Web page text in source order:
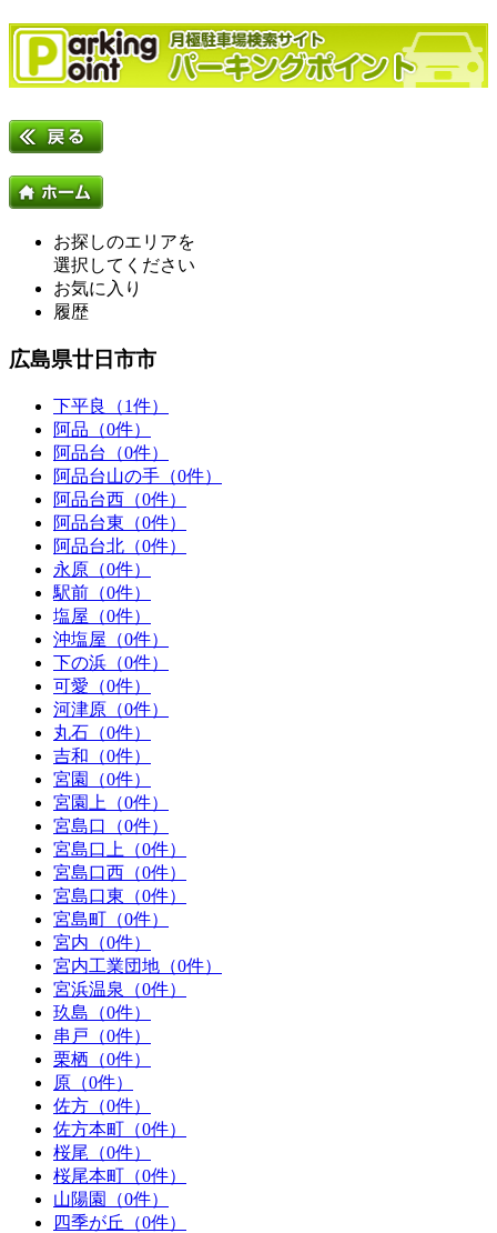
お探しのエリアを
選択してください
お気に入り
履歴
広島県廿日市市
下平良（1件）
阿品（0件）
阿品台（0件）
阿品台山の手（0件）
阿品台西（0件）
阿品台東（0件）
阿品台北（0件）
永原（0件）
駅前（0件）
塩屋（0件）
沖塩屋（0件）
下の浜（0件）
可愛（0件）
河津原（0件）
丸石（0件）
吉和（0件）
宮園（0件）
宮園上（0件）
宮島口（0件）
宮島口上（0件）
宮島口西（0件）
宮島口東（0件）
宮島町（0件）
宮内（0件）
宮内工業団地（0件）
宮浜温泉（0件）
玖島（0件）
串戸（0件）
栗栖（0件）
原（0件）
佐方（0件）
佐方本町（0件）
桜尾（0件）
桜尾本町（0件）
山陽園（0件）
四季が丘（0件）